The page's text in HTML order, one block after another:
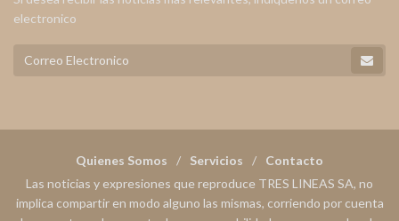
electronico
Quienes Somos Servicios
Contacto
Las noticias y expresiones que reproduce TRES LINEAS SA, no
implica compartir en modo alguno las mismas, corriendo por cuenta